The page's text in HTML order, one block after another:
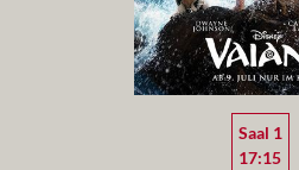
Saal 1
17:15